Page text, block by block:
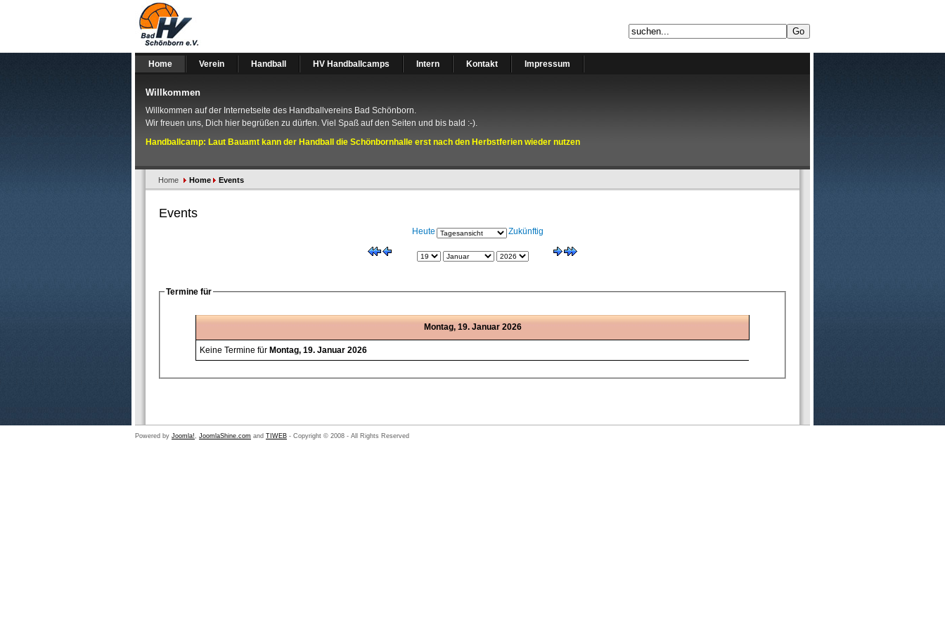
Home Verein Handball HV Handballcamps Intern Kontakt Impressum
Willkommen
Willkommen auf der Internetseite des Handballvereins Bad Schönborn.
Wir freuen uns, Dich hier begrüßen zu dürfen. Viel Spaß auf den Seiten und bis bald :-).
Handballcamp: Laut Bauamt kann der Handball die Schönbornhalle erst nach den Herbstferien wieder nutzen
Home Home Events
Events
Heute Zukünftig
Termine für
Montag, 19. Januar 2026
Keine Termine für Montag, 19. Januar 2026
Powered by Joomla! JoomlaShine.com and TIWEB - Copyright © 2008 - All Rights Reserved